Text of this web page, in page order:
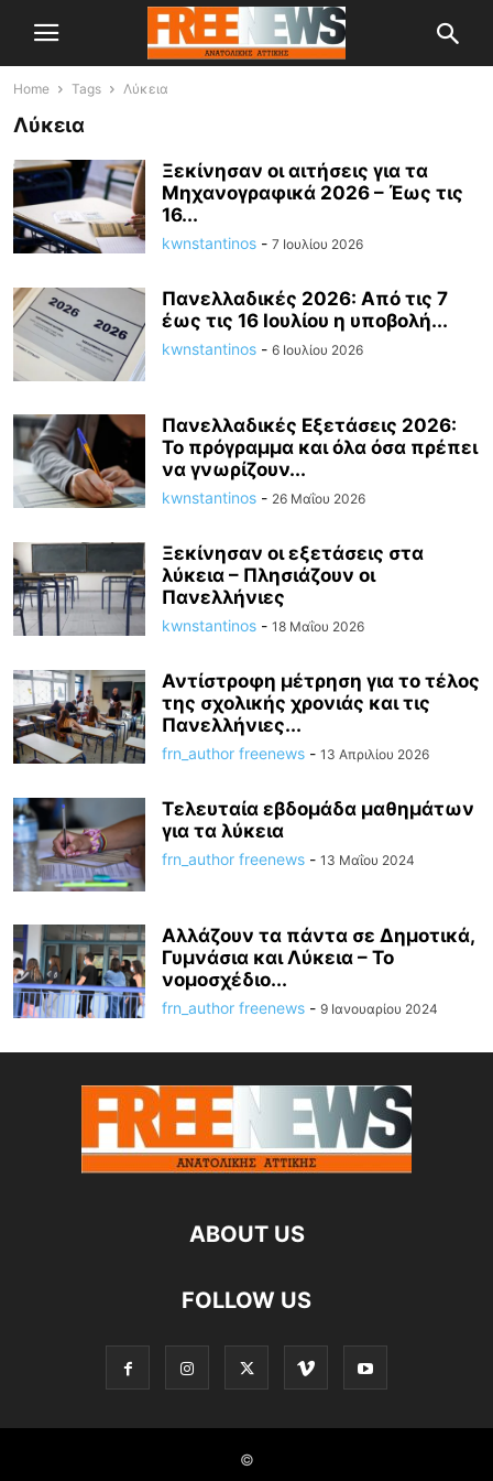
Home Tags Λύκεια
Λύκεια
Ξεκίνησαν οι αιτήσεις για τα
Μηχανογραφικά 2026 – Έως τις
16...
kwnstantinos - 7 Ιουλίου 2026
Πανελλαδικές 2026: Από τις 7
έως τις 16 Ιουλίου η υποβολή...
kwnstantinos - 6 Ιουλίου 2026
Πανελλαδικές Εξετάσεις 2026:
Το πρόγραμμα και όλα όσα πρέπει
να γνωρίζουν...
kwnstantinos - 26 Μαΐου 2026
Ξεκίνησαν οι εξετάσεις στα
λύκεια – Πλησιάζουν οι
Πανελλήνιες
kwnstantinos - 18 Μαΐου 2026
Αντίστροφη μέτρηση για το τέλος
της σχολικής χρονιάς και τις
Πανελλήνιες...
frn_author freenews - 13 Απριλίου 2026
Τελευταία εβδομάδα μαθημάτων
για τα λύκεια
frn_author freenews - 13 Μαΐου 2024
Αλλάζουν τα πάντα σε Δημοτικά,
Γυμνάσια και Λύκεια – Το
νομοσχέδιο...
frn_author freenews - 9 Ιανουαρίου 2024
ABOUT US
FOLLOW US
©